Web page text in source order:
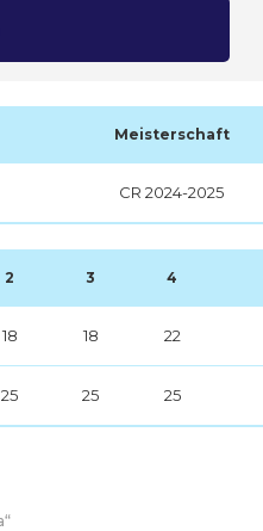
Meisterschaft
CR 2024-2025
2 3 4
18 18 22
25 25 25